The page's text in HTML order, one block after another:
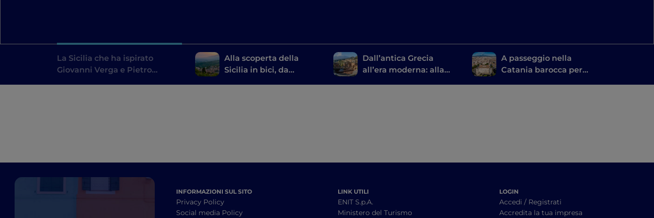
La Sicilia che ha ispirato
Giovanni Verga e Pietro
Alla scoperta della
Sicilia in bici, da
Dall’antica Grecia
all’era moderna: alla
A passeggio nella
Catania barocca per
INFORMAZIONI SUL SITO
Privacy Policy
Social media Policy
LINK UTILI
ENIT S.p.A.
Ministero del Turismo
LOGIN
Accedi / Registrati
Accredita la tua impresa